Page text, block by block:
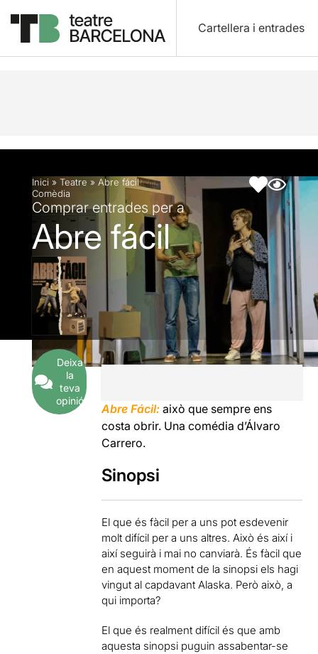
Cartellera i entrades
Descripció Fitxa artística Fotos i vídeos
Inici » Teatre » Abre fácil
Comèdia
Comprar entrades per a
Abre fácil
Deixa
la
teva
opinió
Abre Fácil: això que sempre ens
costa obrir. Una comédia d’Álvaro
Carrero.
Sinopsi
El que és fàcil per a uns pot esdevenir
molt difícil per a uns altres. Això és així i
així seguirà i mai no canviarà. És fàcil que
en aquest moment de la sinopsi els hagi
vingut al capdavant Alaska. Però això, a
qui importa?
El que és realment difícil és que amb
aquesta sinopsi puguin assabentar-se